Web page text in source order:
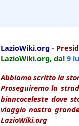
LazioWiki.org -
LazioWiki.org, dal 9
Abbiamo scritto la
Proseguiremo la
biancoceleste dove
viaggio nostro
LazioWiki.org